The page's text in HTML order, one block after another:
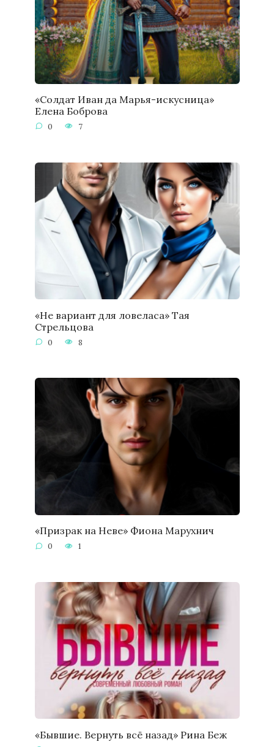
«Солдат Иван да Марья-искусница»
Елена Боброва
0 7
«Не вариант для ловеласа» Тая
Стрельцова
0 8
«Призрак на Неве» Фиона Марухнич
0 1
«Бывшие. Вернуть всё назад» Рина Беж